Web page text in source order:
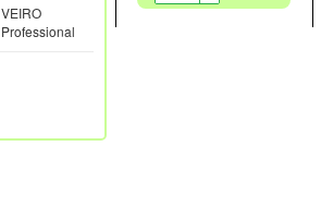
VEIRO
Professional